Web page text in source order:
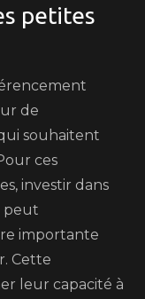
petites
de
souhaitent
ces
investir dans
peut
importante
Cette
leur capacité à